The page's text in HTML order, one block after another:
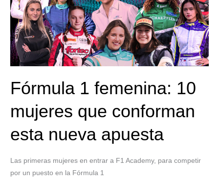
Fórmula 1 femenina: 10
mujeres que conforman
esta nueva apuesta
Las primeras mujeres en entrar a F1 Academy, para competir
por un puesto en la Fórmula 1
que
conforman
esta
nueva
apuesta